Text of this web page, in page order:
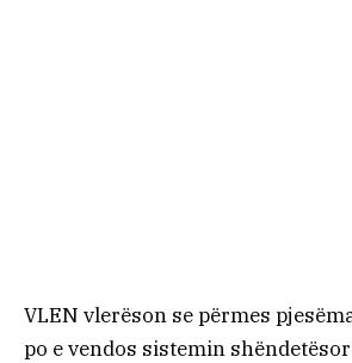
VLEN vlerëson se përmes
po e vendos sistemin